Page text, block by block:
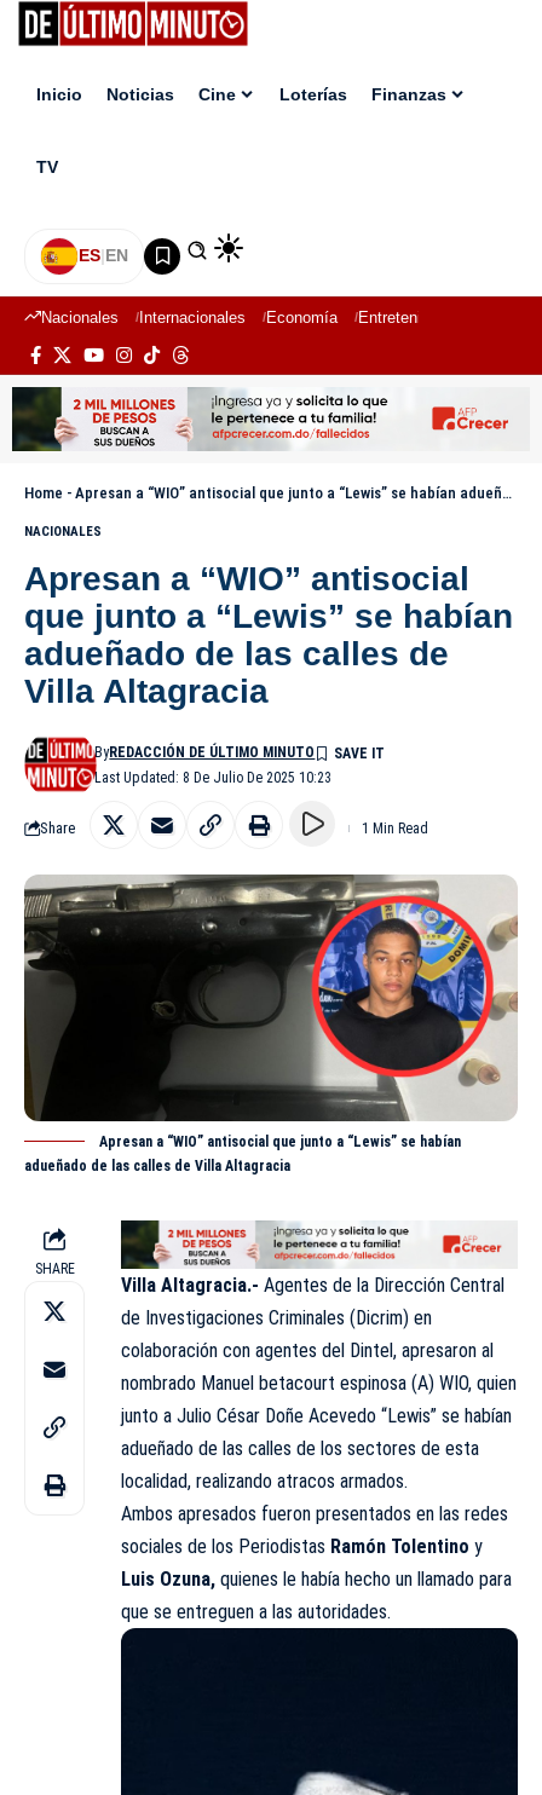
Inicio Noticias Cine Loterías Finanzas
TV
ES|EN
Nacionales Internacionales Economía Entretenimiento
Home - Apresan a “WIO” antisocial que junto a “Lewis” se habían adueñado de las calles de Villa Altagracia
NACIONALES
Apresan a “WIO” antisocial
que junto a “Lewis” se habían
adueñado de las calles de
Villa Altagracia
Last Updated: 8 De Julio De 2025 10:23
ByREDACCIÓN DE ÚLTIMO MINUTO
Share 1 Min Read
Apresan a “WIO” antisocial que junto a “Lewis” se habían
adueñado de las calles de Villa Altagracia
SHARE
Villa Altagracia.- Agentes de la Dirección Central
de Investigaciones Criminales (Dicrim) en
colaboración con agentes del Dintel, apresaron al
nombrado Manuel betacourt espinosa (A) WIO, quien
junto a Julio César Doñe Acevedo “Lewis” se habían
adueñado de las calles de los sectores de esta
localidad, realizando atracos armados.
Ambos apresados fueron presentados en las redes
sociales de los Periodistas Ramón Tolentino y
Luis Ozuna, quienes le había hecho un llamado para
que se entreguen a las autoridades.